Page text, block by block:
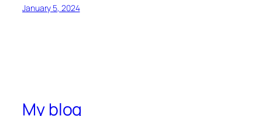
January 5, 2024
My blog